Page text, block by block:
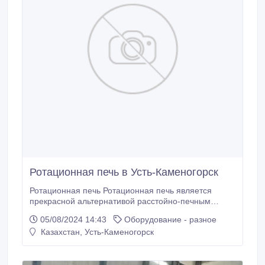
Ротационная печь в Усть-Каменогорск
Ротационная печь Ротационная печь является
прекрасной альтернативой расстойно-печным
вашего производства или пекарни. С ее
использованием у вас откроются новые
05/08/2024 14:43
Оборудование - разное
Казахстан, Усть-Каменогорск